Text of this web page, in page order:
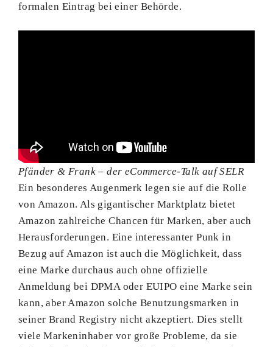
formalen Eintrag bei einer Behörde.
Pfänder & Frank – der eCommerce-Talk auf SELR
Ein besonderes Augenmerk legen sie auf die Rolle
von Amazon. Als gigantischer Marktplatz bietet
Amazon zahlreiche Chancen für Marken, aber auch
Herausforderungen. Eine interessanter Punk in
Bezug auf Amazon ist auch die Möglichkeit, dass
eine Marke durchaus auch ohne offizielle
Anmeldung bei DPMA oder EUIPO eine Marke sein
kann, aber Amazon solche Benutzungsmarken in
seiner Brand Registry nicht akzeptiert. Dies stellt
viele Markeninhaber vor große Probleme, da sie